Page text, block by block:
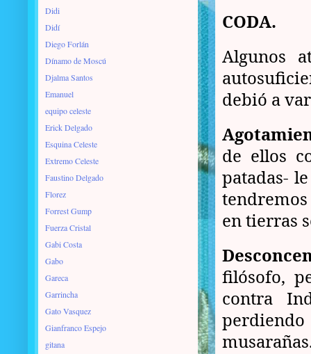
CODA.
Algunos
debió a
de ellos
patadas-
en tierras
filósofo,
contra
Didi
Didí
Diego Forlán
Dínamo de Moscú
Djalma Santos
Emanuel
equipo celeste
Erick Delgado
Esquina Celeste
Extremo Celeste
Faustino Delgado
Florez
Forrest Gump
Fuerza Cristal
Gabi Costa
Gabo
Gareca
Garrincha
Gato Vasquez
Gianfranco Espejo
gitana